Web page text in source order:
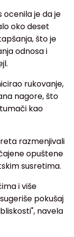
ocenila je da je
oko deset
što je
odnosa i
rukovanje,
nagore, što
kao
razmenjivali
opuštene
susretima.
i više
pokušaj
navela